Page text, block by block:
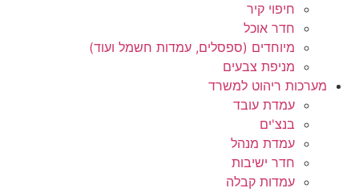
חיפוי קיר
חדר אוכל
מיוחדים (ספסלים, עמדות חשמל ועוד)
מניפת צבעים
מערכות ריהוט למשרד
עמדת עובד
בנצ'ים
עמדת מנהל
חדר ישיבות
עמדות קבלה